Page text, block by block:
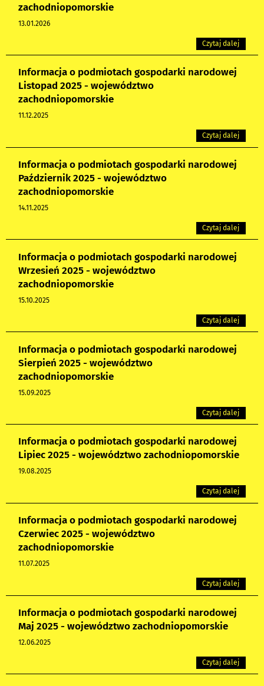
zachodniopomorskie
13.01.2026
Czytaj dalej
Informacja o podmiotach gospodarki narodowej
Listopad 2025 - województwo
zachodniopomorskie
11.12.2025
Czytaj dalej
Informacja o podmiotach gospodarki narodowej
Październik 2025 - województwo
zachodniopomorskie
14.11.2025
Czytaj dalej
Informacja o podmiotach gospodarki narodowej
Wrzesień 2025 - województwo
zachodniopomorskie
15.10.2025
Czytaj dalej
Informacja o podmiotach gospodarki narodowej
Sierpień 2025 - województwo
zachodniopomorskie
15.09.2025
Czytaj dalej
Informacja o podmiotach gospodarki narodowej
Lipiec 2025 - województwo zachodniopomorskie
19.08.2025
Czytaj dalej
Informacja o podmiotach gospodarki narodowej
Czerwiec 2025 - województwo
zachodniopomorskie
11.07.2025
Czytaj dalej
Informacja o podmiotach gospodarki narodowej
Maj 2025 - województwo zachodniopomorskie
12.06.2025
Czytaj dalej